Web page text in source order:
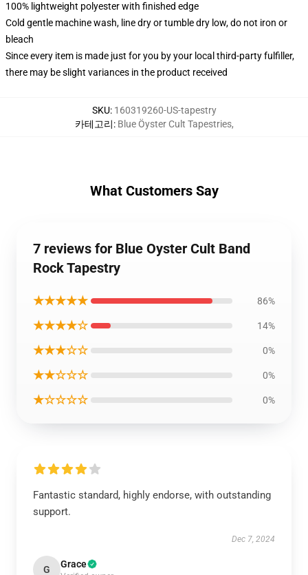
100% lightweight polyester with finished edge
Cold gentle machine wash, line dry or tumble dry low, do not iron or
bleach
Since every item is made just for you by your local third-party fulfiller,
there may be slight variances in the product received
SKU: 160319260-US-tapestry
카테고리: Blue Öyster Cult Tapestries,
What Customers Say
7 reviews for Blue Oyster Cult Band
Rock Tapestry
★★★★★ 86%
★★★★☆ 14%
★★★☆☆ 0%
★★☆☆☆ 0%
★☆☆☆☆ 0%
Fantastic standard, highly endorse, with outstanding
support.
Dec 7, 2024
G Grace